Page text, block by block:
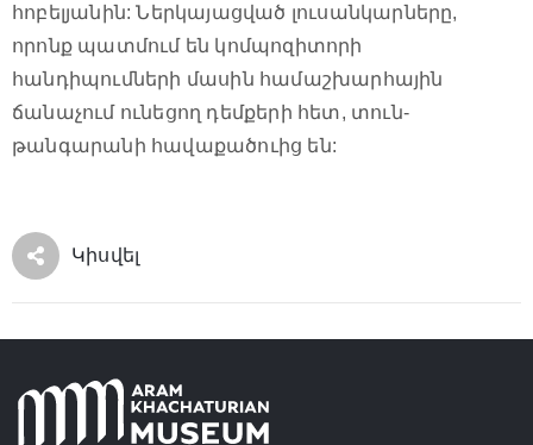
հոբելյանին: Ներկայացված լուսանկարները,
որոնք պատմում են կոմպոզիտորի
հանդիպումների մասին համաշխարհային
ճանաչում ունեցող դեմքերի հետ, տուն-
թանգարանի հավաքածուից են:
Կիսվել